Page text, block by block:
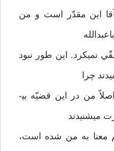
آقا اين مقدّر است و من
نمي­كرد. اين طور نبود
چرا
اصلاً من در اين قضيّه بي­
مي­شنيدند
معنا به من شده است،